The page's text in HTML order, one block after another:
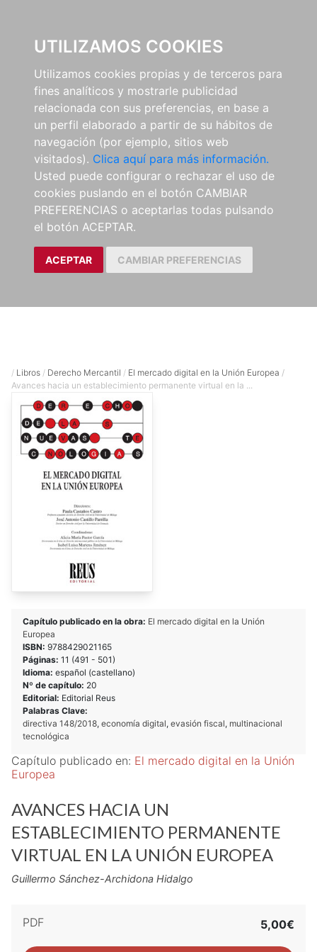
UTILIZAMOS COOKIES
Utilizamos cookies propias y de terceros para
fines analíticos y mostrarle publicidad
relacionada con sus preferencias, en base a
un perfil elaborado a partir de su hábitos de
navegación (por ejemplo, sitios web
visitados). Clica aquí para más información.
Usted puede configurar o rechazar el uso de
cookies puslando en el botón CAMBIAR
PREFERENCIAS o aceptarlas todas pulsando
el botón ACEPTAR.
ACEPTAR CAMBIAR PREFERENCIAS
/ Libros / Derecho Mercantil / El mercado digital en la Unión Europea /
Avances hacia un establecimiento permanente virtual en la ...
Capítulo publicado en la obra: El mercado digital en la Unión
Europea
ISBN: 9788429021165
Páginas: 11 (491 - 501)
Idioma: español (castellano)
Nº de capítulo: 20
Editorial: Editorial Reus
Palabras Clave:
directiva 148/2018, economía digital, evasión fiscal, multinacional
tecnológica
Capítulo publicado en: El mercado digital en la Unión
Europea
AVANCES HACIA UN
ESTABLECIMIENTO PERMANENTE
VIRTUAL EN LA UNIÓN EUROPEA
Guillermo Sánchez-Archidona Hidalgo
PDF 5,00€